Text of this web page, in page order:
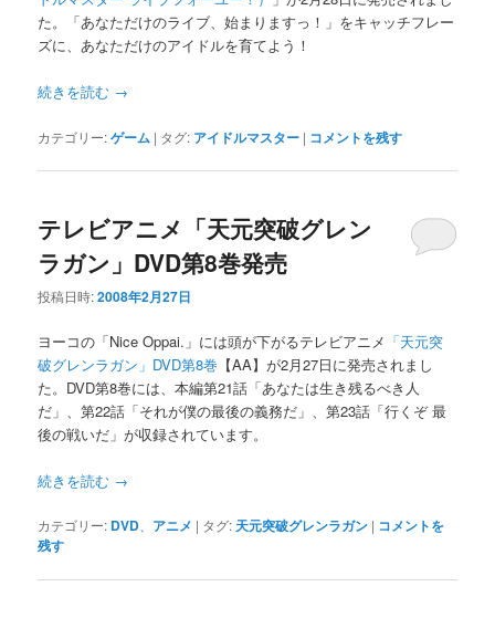
た。「あなただけのライブ、始まりますっ！」をキャッチフレー
ズに、あなただけのアイドルを育てよう！
続きを読む →
カテゴリー:ゲーム | タグ: アイドルマスター | コメントを残す
テレビアニメ「天元突破グレン
ラガン」DVD第8巻発売
投稿日時:2008年2月27日
ヨーコの「Nice Oppai.」には頭が下がるテレビアニメ 「天元突
破グレンラガン」DVD第8巻 【AA】が2月27日に発売されまし
た。DVD第8巻には、本編第21話「あなたは生き残るべき人
だ」、第22話「それが僕の最後の義務だ」、第23話「行くぞ 最
後の戦いだ」が収録されています。
続きを読む →
カテゴリー: DVD、 アニメ | タグ: 天元突破グレンラガン | コメントを
残す